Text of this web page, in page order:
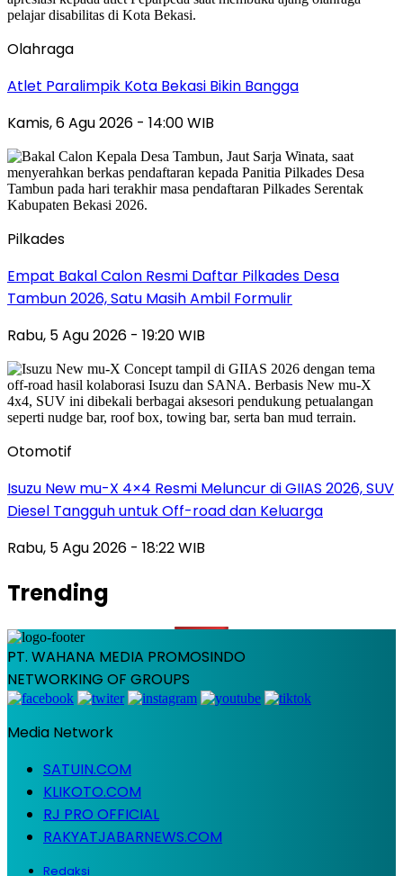
Olahraga
Atlet Paralimpik Kota Bekasi Bikin Bangga
Kamis, 6 Agu 2026 - 14:00 WIB
Pilkades
Empat Bakal Calon Resmi Daftar Pilkades Desa
Tambun 2026, Satu Masih Ambil Formulir
Rabu, 5 Agu 2026 - 19:20 WIB
Otomotif
Isuzu New mu-X 4×4 Resmi Meluncur di GIIAS 2026, SUV
Diesel Tangguh untuk Off-road dan Keluarga
Rabu, 5 Agu 2026 - 18:22 WIB
Trending
PT. WAHANA MEDIA PROMOSINDO
NETWORKING OF GROUPS
Media Network
SATUIN.COM
KLIKOTO.COM
RJ PRO OFFICIAL
RAKYATJABARNEWS.COM
Redaksi